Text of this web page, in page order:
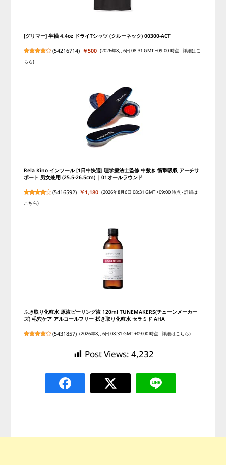
[グリマー] 半袖 4.4oz ドライTシャツ (クルーネック) 00300-ACT
(54216714) ￥500 (2026年8月6日 08:31 GMT +09:00 時点 -詳細はこ
ちら)
Rela Kino インソール [1日中快適] 理学療法士監修 中敷き 衝撃吸収 アーチサ
ポート 男女兼用 (25.5-26.5cm) | 01オールラウンド
(5416592) ￥1,180 (2026年8月6日 08:31 GMT +09:00 時点 -詳細は
こちら)
ふき取り化粧水 原液ピーリング液 120ml TUNEMAKERS(チューンメーカー
ズ) 毛穴ケア アルコールフリー 拭き取り化粧水 セラミド AHA
(5431857) (2026年8月6日 08:31 GMT +09:00 時点 -詳細はこちら)
Post Views: 4,232